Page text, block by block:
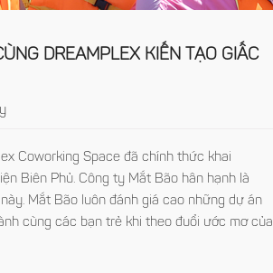
DREAMPLEX KIẾN TẠO GIẤC
Coworking Space đã chính thức khai
Biên Phủ. Công ty Mắt Bão hân hạnh là
Mắt Bão luôn đánh giá cao những dự án
cùng các bạn trẻ khi theo đuổi ước mơ của